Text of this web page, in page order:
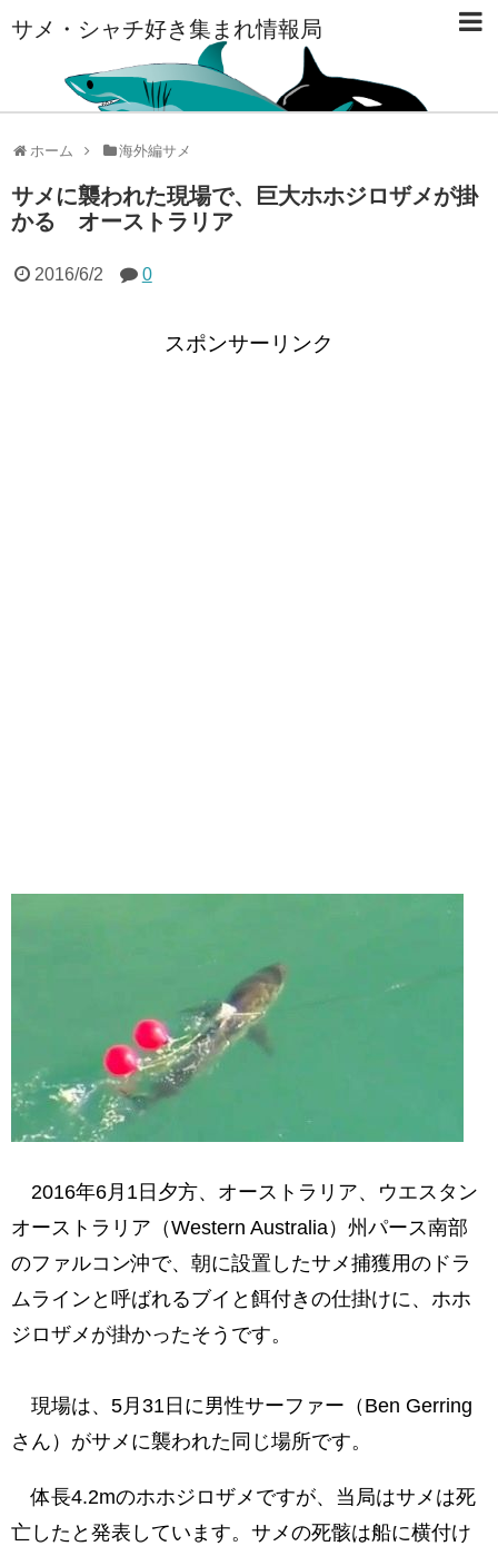
サメ・シャチ好き集まれ情報局
ホーム 海外編サメ
サメに襲われた現場で、巨大ホホジロザメが掛
かる オーストラリア
2016/6/2 0
スポンサーリンク
2016年6月1日夕方、オーストラリア、ウエスタン
オーストラリア（Western Australia）州パース南部
のファルコン沖で、朝に設置したサメ捕獲用のドラ
ムラインと呼ばれるブイと餌付きの仕掛けに、ホホ
ジロザメが掛かったそうです。
現場は、5月31日に男性サーファー（Ben Gerring
さん）がサメに襲われた同じ場所です。
体長4.2mのホホジロザメですが、当局はサメは死
亡したと発表しています。サメの死骸は船に横付け